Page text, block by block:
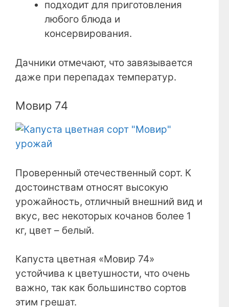
подходит для приготовления
любого блюда и
консервирования.
Дачники отмечают, что завязывается
даже при перепадах температур.
Мовир 74
Проверенный отечественный сорт. К
достоинствам относят высокую
урожайность, отличный внешний вид и
вкус, вес некоторых кочанов более 1
кг, цвет – белый.
Капуста цветная «Мовир 74»
устойчива к цветушности, что очень
важно, так как большинство сортов
этим грешат.